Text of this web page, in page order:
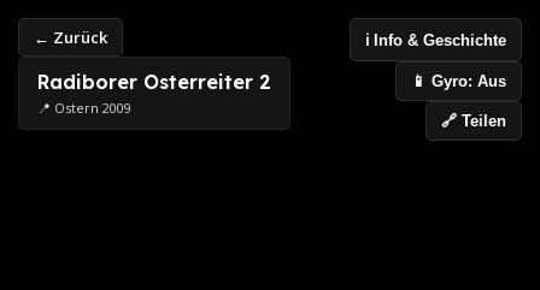
← Zurück
Radiborer Osterreiter 2
📍 Ostern 2009
ℹ️ Info & Geschichte
📱 Gyro: Aus
🔗 Teilen